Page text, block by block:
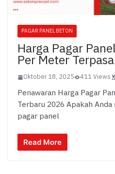
PAGAR PANEL BETON
Harga Pagar
Per Meter
Oktober 18, 2025 411 Views
Penawaran Harga Pagar
Terbaru 2026 Apakah
pagar panel
Read More